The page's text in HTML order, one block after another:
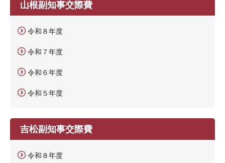
山根副知事交際費
令和８年度
令和７年度
令和６年度
令和５年度
吉松副知事交際費
令和８年度